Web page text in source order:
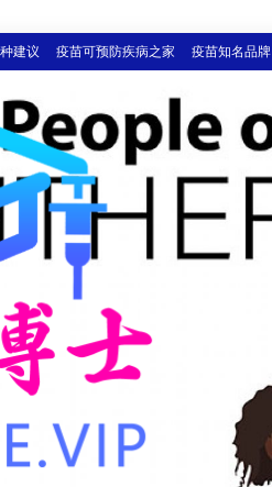
建议 疫苗可预防疾病之家 疫苗知名品牌